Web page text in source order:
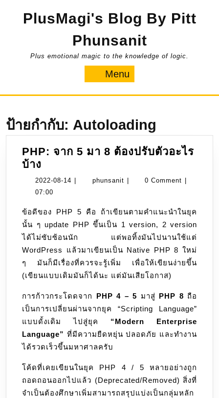
PlusMagi's Blog By Pitt
Phunsanit
Plus emotional magic to the knowledge of logic.
Menu
ป้ายกำกับ: Autoloading
PHP: จาก 5 มา 8 ต้องปรับตัวอะไร
บ้าง
จาก
5
8
ต้อง
ปรับ
ตัว
อะไร
บ้าง
2022-08-14 2022- phunsanit phunsanit0 Comment
07:00
ข้อดีของ PHP 5 คือ ถ้าเขียนตามคำแนะนำในยุค
นั้น ๆ update PHP ขึ้นเป็น 1 version, 2 version
ได้ไม่ซับซ้อนนัก แต่พอทิ้งมันไปนานใช้แต่
WordPress แล้วมาเขียนเป็น Native PHP 8 ใหม่
ๆ มันก็มีเรื่องที่ควรจะรู้เพิ่ม เพื่อให้เขียนง่ายขึ้น
(เขียนแบบเดิมมันก็ได้นะ แต่มันเสียโอกาส)
การก้าวกระโดดจาก PHP 4 – 5 มาสู่ PHP 8 ถือ
เป็นการเปลี่ยนผ่านจากยุค “Scripting Language”
แบบดั้งเดิม ไปสู่ยุค “Modern Enterprise
Language” ที่มีความยืดหยุ่น ปลอดภัย และทำงาน
ได้รวดเร็วขึ้นมหาศาลครับ
โค้ดที่เคยเขียนในยุค PHP 4 / 5 หลายอย่างถูก
ถอดถอนออกไปแล้ว (Deprecated/Removed) สิ่งที่
จำเป็นต้องศึกษาเพิ่มสามารถสรุปแบ่งเป็นกลุ่มหลัก